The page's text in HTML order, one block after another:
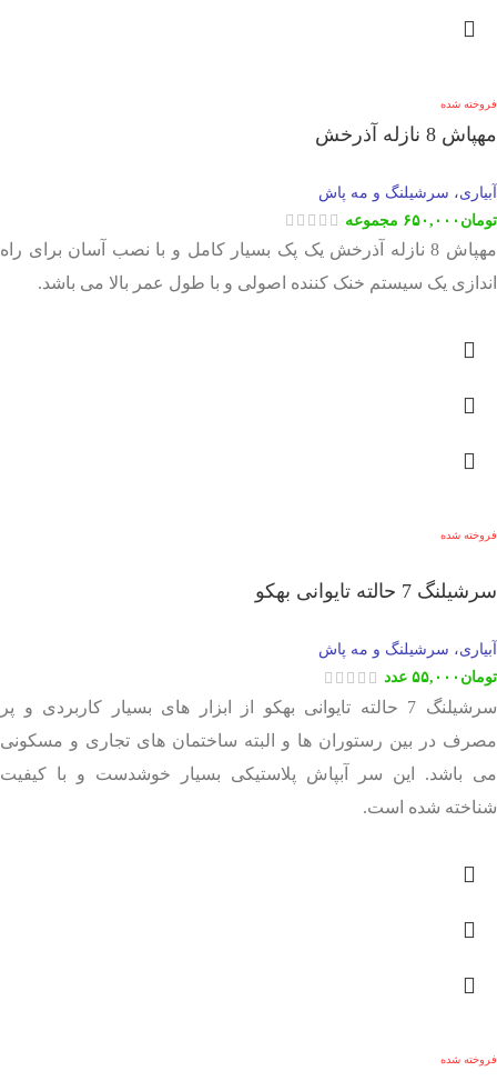
فروخته شده
مهپاش 8 نازله آذرخش
آبیاری، سرشیلنگ و مه پاش
تومان ۶۵۰,۰۰۰ مجموعه
مهپاش 8 نازله آذرخش یک پک بسیار کامل و با نصب آسان برای راه
اندازی یک سیستم خنک کننده اصولی و با طول عمر بالا می باشد.
فروخته شده
سرشیلنگ 7 حالته تایوانی بهکو
آبیاری، سرشیلنگ و مه پاش
تومان ۵۵,۰۰۰ عدد
سرشیلنگ 7 حالته تایوانی بهکو از ابزار های بسیار کاربردی و پر
مصرف در بین رستوران ها و البته ساختمان های تجاری و مسکونی
می باشد. این سر آبپاش پلاستیکی بسیار خوشدست و با کیفیت
شناخته شده است.
فروخته شده